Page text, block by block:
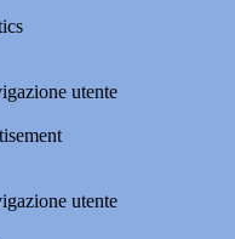
utente
utente